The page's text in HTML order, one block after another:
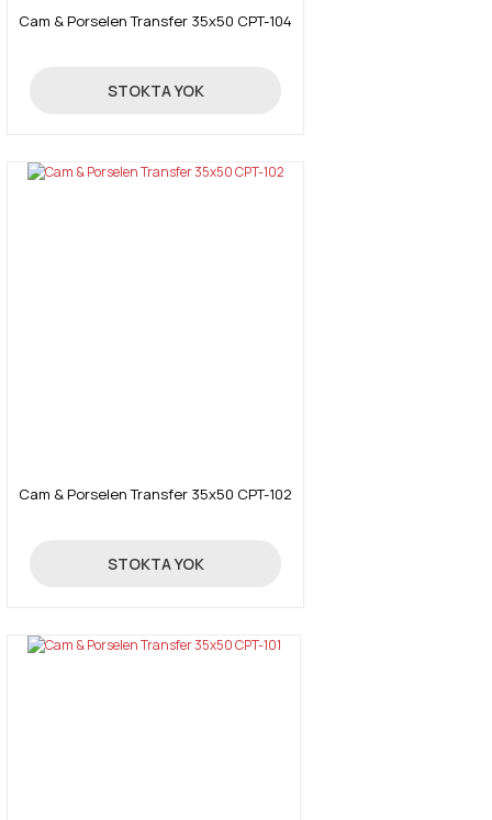
Cam & Porselen Transfer 35x50 CPT-104
10,14 TL
STOKTA YOK
Cam & Porselen Transfer 35x50 CPT-102
10,14 TL
STOKTA YOK